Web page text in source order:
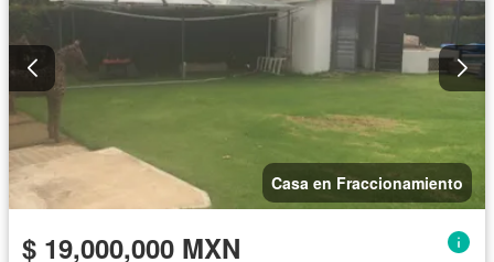
Casa en Fraccionamiento
$ 19,000,000 MXN